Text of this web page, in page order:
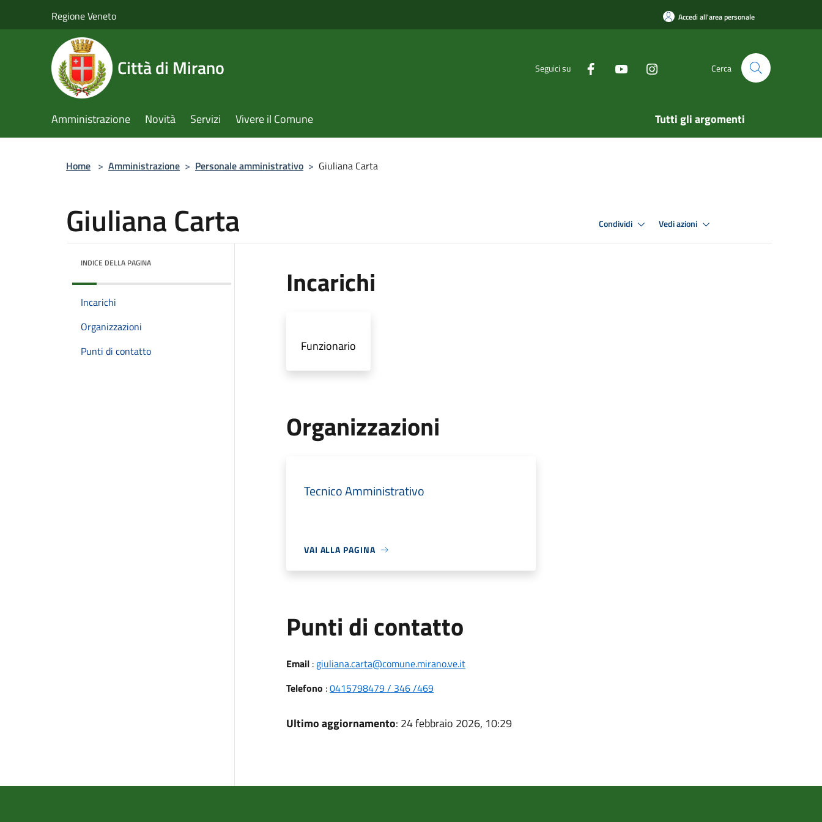
Regione Veneto Accedi all'area personale
Città di Mirano Seguici su Cerca
Amministrazione Novità Servizi Vivere il Comune Tutti gli argomenti
Home > Amministrazione > Personale amministrativo > Giuliana Carta
Giuliana Carta Condividi Vedi azioni
INDICE DELLA PAGINA
Incarichi
Organizzazioni
Punti di contatto
Incarichi
Funzionario
Organizzazioni
Tecnico Amministrativo
VAI ALLA PAGINA
Punti di contatto
Email: giuliana.carta@comune.mirano.ve.it
Telefono :0415798479 / 346 /469
Ultimo aggiornamento: 24 febbraio 2026, 10:29